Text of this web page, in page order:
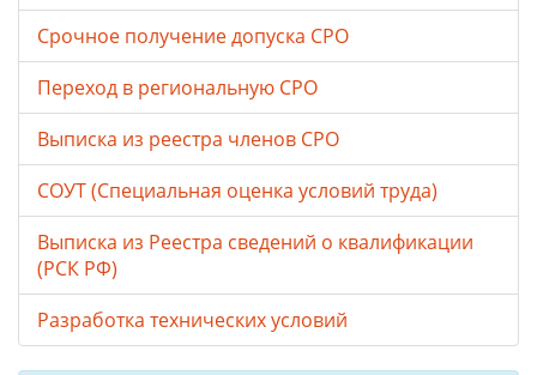
Срочное получение допуска СРО
Переход в региональную СРО
Выписка из реестра членов СРО
СОУТ (Специальная оценка условий труда)
Выписка из Реестра сведений о квалификации
(РСК РФ)
Разработка технических условий